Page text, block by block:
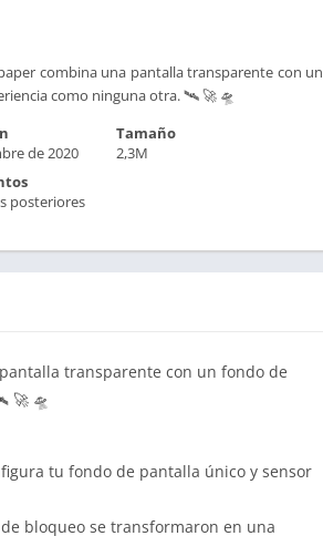
combina una pantalla transparente con un
como ninguna otra. 🛰 🚀 🛸
de 2020
Tamaño
2,3M
posteriores
transparente con un fondo de
🚀 🛸
tu fondo de pantalla único y sensor
bloqueo se transformaron en una